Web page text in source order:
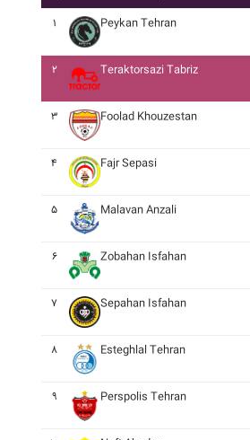
۱
Peykan Tehran
۲ Teraktorsazi Tabriz
۳ Foolad Khouzestan
۴ Fajr Sepasi
۵ Malavan Anzali
۶ Zobahan Isfahan
۷ Sepahan Isfahan
۸ Esteghlal Tehran
۹ Perspolis Tehran